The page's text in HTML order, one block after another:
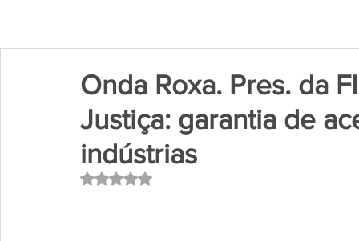
Onda Roxa. Pres. da
Justiça: garantia de
indústrias
Avaliado com NaN de 5 estrelas.